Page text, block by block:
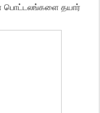
பொட்டலங்களை தயார்